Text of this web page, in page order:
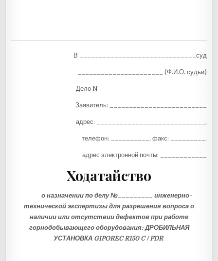
В ______________________________суд
______________________ (Ф.И.О. судьи)
Дело N____________________________
Заявитель: _________________________
адрес: ____________________________,
телефон: __________, факс: _________,
адрес электронной почты: ____________
Ходатайство
о назначении по делу №_________ инженерно-
технической экспертизы для разрешения вопроса о
наличии или отсутствии дефектов при работе
горнодобывающего оборудования:ДРОБИЛЬНАЯ
УСТАНОВКА GIPOREC R150 C / FDR